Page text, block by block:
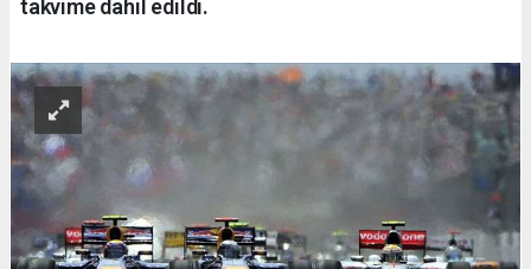
takvime dahil edildi.